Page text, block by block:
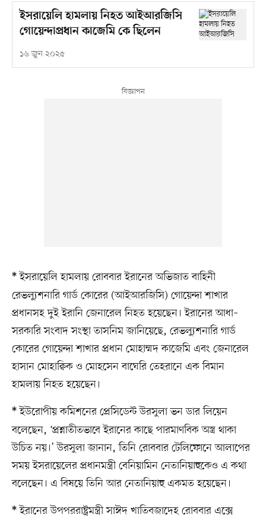
ইসরায়েলি হামলায় নিহত আইআরজিসি
গোয়েন্দাপ্রধান কাজেমি কে ছিলেন
১৬ জুন ২০২৫
*ইসরায়েলি হামলায় রোববার ইরানের অভিজাত বাহিনী
রেভল্যুশনারি গার্ড কোরের (আইআরজিসি) গোয়েন্দা শাখার
প্রধানসহ দুই ইরানি জেনারেল নিহত হয়েছেন। ইরানের আধা–
সরকারি সংবাদ সংস্থা তাসনিম জানিয়েছে, রেভল্যুশনারি গার্ড
কোরের গোয়েন্দা শাখার প্রধান মোহাম্মদ কাজেমি এবং জেনারেল
হাসান মোহাক্বিক ও মোহসেন বাঘেরি তেহরানে এক বিমান
হামলায় নিহত হয়েছেন।
*ইউরোপীয় কমিশনের প্রেসিডেন্ট উরসুলা ভন ডার লিয়েন
বলেছেন, ‘প্রশ্নাতীতভাবে ইরানের কাছে পারমাণবিক অস্ত্র থাকা
উচিত নয়।’ উরসুলা জানান, তিনি রোববার টেলিফোনে আলাপের
সময় ইসরায়েলের প্রধানমন্ত্রী বেনিয়ামিন নেতানিয়াহুকেও এ কথা
বলেছেন। এ বিষয়ে তিনি আর নেতানিয়াহু একমত হয়েছেন।
*ইরানের উপপররাষ্ট্রমন্ত্রী সাঈদ খাতিবজাদেহ রোববার এক্সে